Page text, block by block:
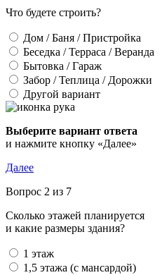
Что будете строить?
Дом / Баня / Пристройка
Беседка / Терраса / Веранда
Бытовка / Гараж
Забор / Теплица / Дорожки
Другой вариант
Выберите вариант ответа
и нажмите кнопку «Далее»
Далее
Вопрос 2 из 7
Сколько этажей планируется
и какие размеры здания?
1 этаж
1,5 этажа (с мансардой)